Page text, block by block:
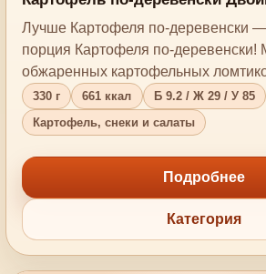
Лучше Картофеля по-деревенски —
порция Картофеля по-деревенски!
обжаренных картофельных
330 г 661 ккал
Б 9.2 / Ж 29 / У 85
Картофель, снеки и салаты
Подробнее
Категория